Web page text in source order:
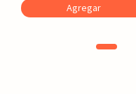
Agregar